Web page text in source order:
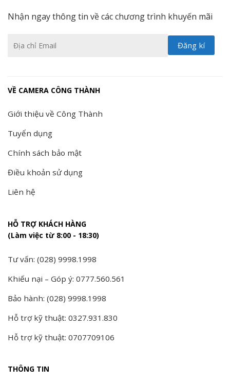
Nhận ngay thông tin về các chương trình khuyến mãi
VỀ CAMERA CÔNG THÀNH
Giới thiệu về Công Thành
Tuyển dụng
Chính sách bảo mật
Điều khoản sử dụng
Liên hệ
HỖ TRỢ KHÁCH HÀNG
(Làm việc từ 8:00 - 18:30)
Tư vấn: (028) 9998.1998
Khiếu nại – Góp ý: 0777.560.561
Bảo hành: (028) 9998.1998
Hỗ trợ kỹ thuật: 0327.931.830
Hỗ trợ kỹ thuật: 0707709106
THÔNG TIN